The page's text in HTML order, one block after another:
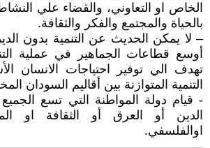
الخاص او التعاوني، والقضاء علي
بالحياة والمجتمع والفكر والثقافة.
– لا يمكن الحديث عن التنمية بدون
أوسع قطاعات الجماهير في عملية
تهدف الي توفير احتياجات الانسان
التنمية المتوازنة بين أقاليم السودان
- قيام دولة المواطنة التي تسع
الدين أو العرق أو الثقافة او
اوالفلسفي.